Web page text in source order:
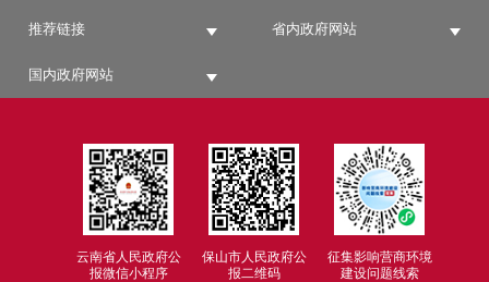
推荐链接 省内政府网站
国内政府网站
云南省人民政府公
报微信小程序
保山市人民政府公
报二维码
征集影响营商环境
建设问题线索